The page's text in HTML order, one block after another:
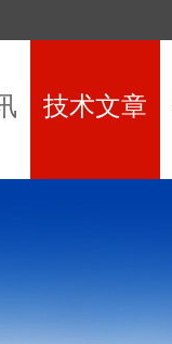
技术文章